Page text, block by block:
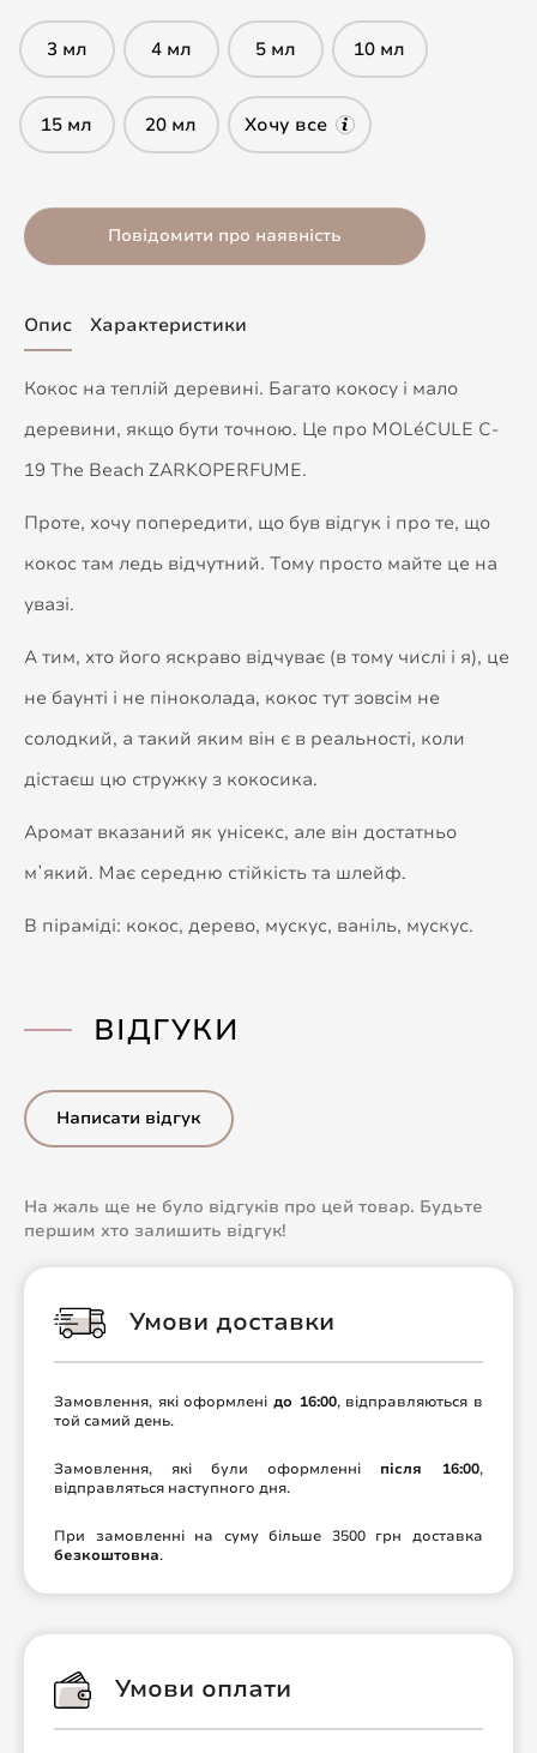
3 мл 4 мл 5 мл 10 мл
15 мл 20 мл Хочу все
Повідомити про наявність
Опис Характеристики
Кокос на теплій деревині. Багато кокосу і мало
деревини, якщо бути точною. Це про MOLéCULE C-
19 The Beach ZARKOPERFUME.
Проте, хочу попередити, що був відгук і про те, що
кокос там ледь відчутний. Тому просто майте це на
увазі.
А тим, хто його яскраво відчуває (в тому числі і я), це
не баунті і не піноколада, кокос тут зовсім не
солодкий, а такий яким він є в реальності, коли
дістаєш цю стружку з кокосика.
Аромат вказаний як унісекс, але він достатньо
мʼякий. Має середню стійкість та шлейф.
В піраміді: кокос, дерево, мускус, ваніль, мускус.
ВІДГУКИ
Написати відгук
На жаль ще не було відгуків про цей товар. Будьте
першим хто залишить відгук!
Умови доставки
Замовлення, які оформлені до 16:00, відправляються в
той самий день.
Замовлення, які були оформленні після 16:00,
відправляться наступного дня.
При замовленні на суму більше 3500 грн доставка
безкоштовна.
Умови оплати